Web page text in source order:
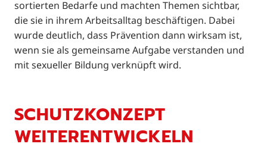
sortierten Bedarfe und machten Themen sichtbar,
die sie in ihrem Arbeitsalltag beschäftigen. Dabei
wurde deutlich, dass Prävention dann wirksam ist,
wenn sie als gemeinsame Aufgabe verstanden und
mit sexueller Bildung verknüpft wird.
SCHUTZKONZEPT
WEITERENTWICKELN